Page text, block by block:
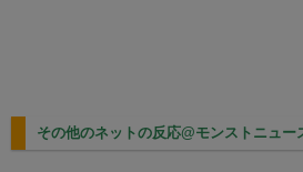
その他のネットの反応@モンストニュー